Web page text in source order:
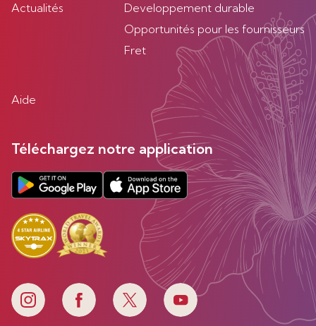
Actualités
Developpement durable
Opportunités pour les fournisseurs
Fret
Aide
Téléchargez notre application